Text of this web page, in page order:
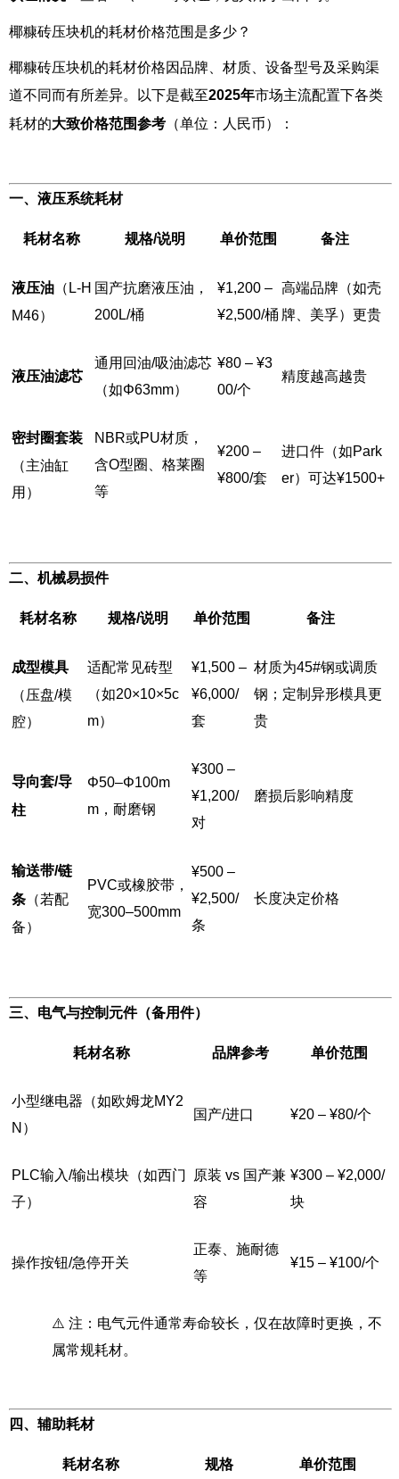
椰糠砖压块机的耗材价格范围是多少？
椰糠砖压块机的耗材价格因品牌、材质、设备型号及采购渠
道不同而有所差异。以下是截至2025年市场主流配置下各类
耗材的大致价格范围参考 （单位：人民币）：
一、液压系统耗材
耗材名称 规格/说明 单价范围 备注
液压油 （L-H
M46）
国产抗磨液压油，
200L/桶
¥1,200 –
¥2,500/桶
高端品牌（如壳
牌、美孚）更贵
液压油滤芯
通用回油/吸油滤芯
（如Φ63mm）
¥80 – ¥3
00/个
精度越高越贵
密封圈套装
（主油缸
用）
NBR或PU材质，
含O型圈、格莱圈
等
¥200 –
¥800/套
进口件（如Park
er）可达¥1500+
二、机械易损件
耗材名称 规格/说明 单价范围 备注
成型模具
（压盘/模
腔）
适配常见砖型
（如20×10×5c
m）
¥1,500 –
¥6,000/
套
材质为45#钢或调质
钢；定制异形模具更
贵
导向套/导
柱
Φ50–Φ100m
m，耐磨钢
¥300 –
¥1,200/
对
磨损后影响精度
输送带/链
条 （若配
备）
PVC或橡胶带，
宽300–500mm
¥500 –
¥2,500/
条
长度决定价格
三、电气与控制元件（备用件）
耗材名称 品牌参考 单价范围
小型继电器（如欧姆龙MY2
N）
国产/进口 ¥20 – ¥80/个
PLC输入/输出模块（如西门
子）
原装 vs 国产兼
容
¥300 – ¥2,000/
块
操作按钮/急停开关
正泰、施耐德
等
¥15 – ¥100/个
⚠️ 注：电气元件通常寿命较长，仅在故障时更换，不
属常规耗材。
四、辅助耗材
耗材名称 规格 单价范围